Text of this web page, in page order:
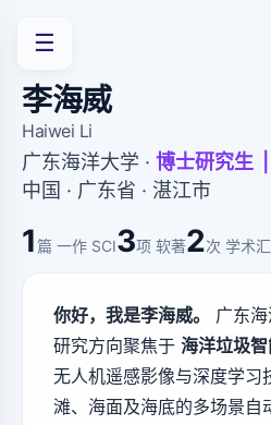
☰
李海威
Haiwei Li
广东海洋大学 · 博士研究生
中国 · 广东省 · 湛江市
1篇 一作 SCI3项 软著2次 学术
你好，我是李海威。
广东海
研究方向聚焦于 海洋垃圾
无人机遥感影像与深度学习
滩、海面及海底的多场景自